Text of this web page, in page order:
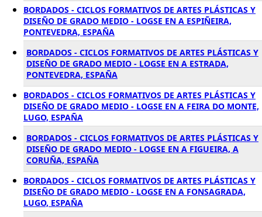
BORDADOS - CICLOS FORMATIVOS DE ARTES PLÁSTICAS Y
DISEÑO DE GRADO MEDIO - LOGSE EN A ESPIÑEIRA,
PONTEVEDRA, ESPAÑA
BORDADOS - CICLOS FORMATIVOS DE ARTES PLÁSTICAS Y
DISEÑO DE GRADO MEDIO - LOGSE EN A ESTRADA,
PONTEVEDRA, ESPAÑA
BORDADOS - CICLOS FORMATIVOS DE ARTES PLÁSTICAS Y
DISEÑO DE GRADO MEDIO - LOGSE EN A FEIRA DO MONTE,
LUGO, ESPAÑA
BORDADOS - CICLOS FORMATIVOS DE ARTES PLÁSTICAS Y
DISEÑO DE GRADO MEDIO - LOGSE EN A FIGUEIRA, A
CORUÑA, ESPAÑA
BORDADOS - CICLOS FORMATIVOS DE ARTES PLÁSTICAS Y
DISEÑO DE GRADO MEDIO - LOGSE EN A FONSAGRADA,
LUGO, ESPAÑA